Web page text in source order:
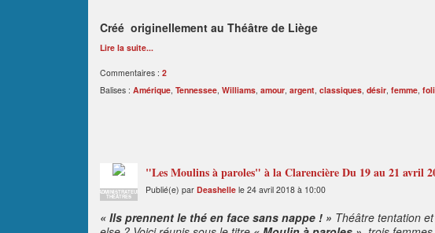
Créé originellement au Théâtre de Liège
Lire la suite...
Commentaires : 2
Balises : Amérique, Tennessee, Williams, amour, argent, classiques, désir, femme,
ADMINISTRATEUR
THÉÂTRES
"Les Moulins à paroles" à la Clarencière Du 19 au 21 avril
Publié(e) par Deashelle le 24 avril 2018 à 10:00
« Ils prennent le thé en face sans nappe ! » Théâtre tentation